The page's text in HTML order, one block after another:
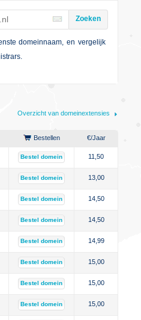
Zoeken
domeinnaam, en vergelijk
Overzicht van domeinextensies
Bestellen €/Jaar
Bestel domein 11,50
Bestel domein 13,00
Bestel domein 14,50
Bestel domein 14,50
Bestel domein 14,99
Bestel domein 15,00
Bestel domein 15,00
Bestel domein 15,00